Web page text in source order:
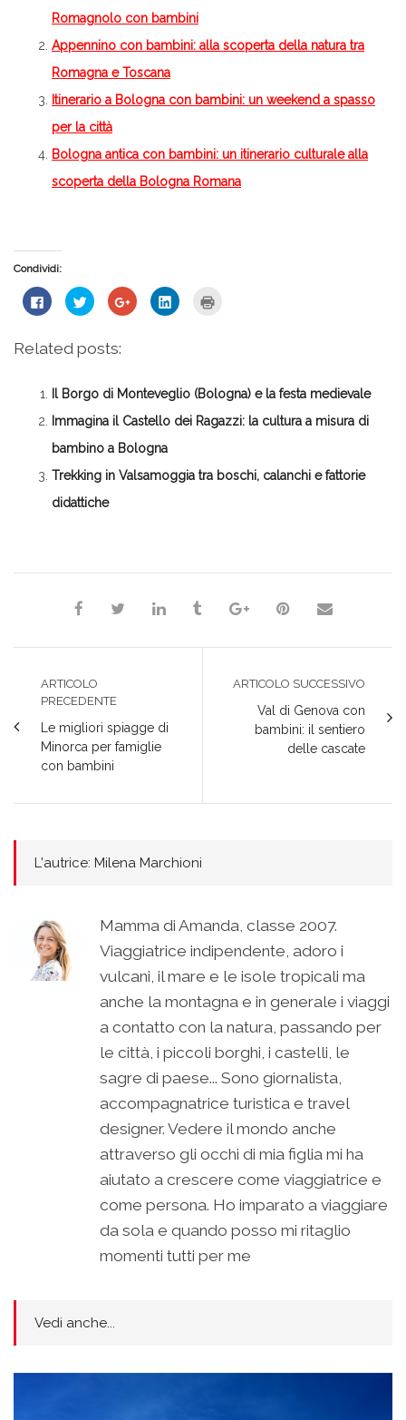
Romagnolo con bambini
Appennino con bambini: alla scoperta della natura tra
Romagna e Toscana
Itinerario a Bologna con bambini: un weekend a spasso
per la città
Bologna antica con bambini: un itinerario culturale alla
scoperta della Bologna Romana
Condividi:
Fai
clic
su
Facebook
in
una
finestra)
Fai
clic
condividere
su
apre
in
nuova
finestra)
Fai
clic
apre
in
nuova
finestra)
Fai
clic
apre
in
nuova
finestra)
una
nuova
Related posts:
Il Borgo di Monteveglio (Bologna) e la festa medievale
Immagina il Castello dei Ragazzi: la cultura a misura di
bambino a Bologna
Trekking in Valsamoggia tra boschi, calanchi e fattorie
didattiche
ARTICOLO
PRECEDENTE
Le migliori spiagge di
Minorca per famiglie
con bambini
ARTICOLO SUCCESSIVO
Val di Genova con
bambini: il sentiero
delle cascate
L'autrice: Milena Marchioni
Mamma di Amanda, classe 2007.
Viaggiatrice indipendente, adoro i
vulcani, il mare e le isole tropicali ma
anche la montagna e in generale i viaggi
a contatto con la natura, passando per
le città, i piccoli borghi, i castelli, le
sagre di paese... Sono giornalista,
accompagnatrice turistica e travel
designer. Vedere il mondo anche
attraverso gli occhi di mia figlia mi ha
aiutato a crescere come viaggiatrice e
come persona. Ho imparato a viaggiare
da sola e quando posso mi ritaglio
momenti tutti per me
Vedi anche...